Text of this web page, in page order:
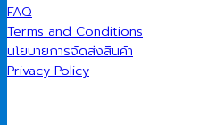
FAQ
Terms and Conditions
นโยบายการจัดส่งสินค้า
Privacy Policy